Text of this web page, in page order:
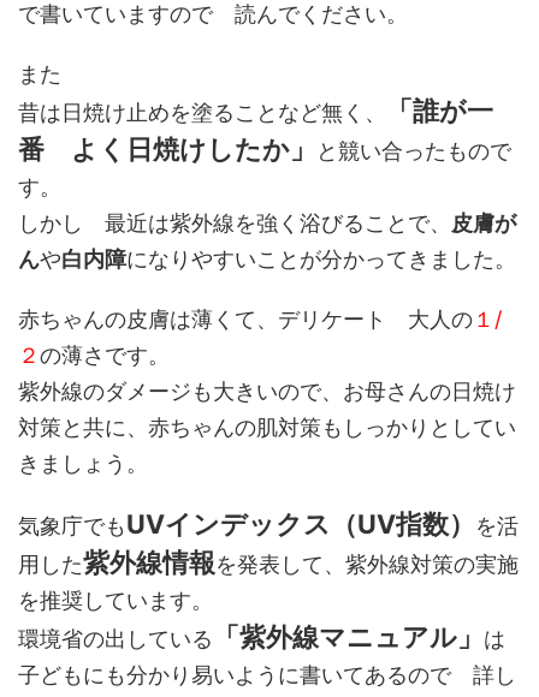
で書いていますので 読んでください。
また
昔は日焼け止めを塗ることなど無く、
「誰が一
番 よく日焼けしたか」
と競い合ったもので
す。
しかし 最近は紫外線を強く浴びることで、 皮膚が
んや白内障になりやすいことが分かってきました。
赤ちゃんの皮膚は薄くて、デリケート 大人の１/
２の薄さです。
紫外線のダメージも大きいので、お母さんの日焼け
対策と共に、赤ちゃんの肌対策もしっかりとしてい
きましょう。
気象庁でもUVインデックス（UV指数）
を活
用した紫外線情報を発表して、紫外線対策の実施
を推奨しています。
環境省の出している
「紫外線マニュアル」
は
子どもにも分かり易いように書いてあるので 詳し